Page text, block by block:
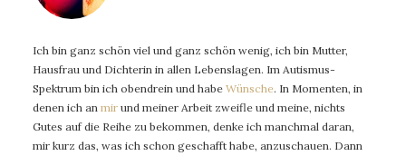
Ich bin ganz schön viel und ganz schön wenig, ich bin Mutter,
Hausfrau und Dichterin in allen Lebenslagen. Im Autismus-
Spektrum bin ich obendrein und habe Wünsche. In Momenten, in
denen ich an mir und meiner Arbeit zweifle und meine, nichts
Gutes auf die Reihe zu bekommen, denke ich manchmal daran,
mir kurz das, was ich schon geschafft habe, anzuschauen. Dann